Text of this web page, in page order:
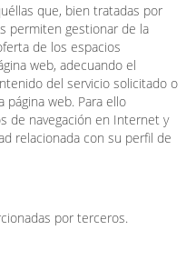
que, bien tratadas por
permiten gestionar de la
de los espacios
web, adecuando el
del servicio solicitado o
web. Para ello
de navegación en Internet y
relacionada con su perfil de
por terceros.